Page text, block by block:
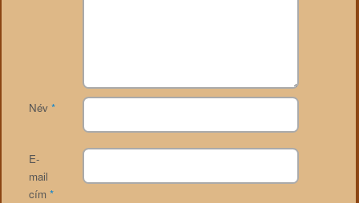
Név *
E-
mail
cím *